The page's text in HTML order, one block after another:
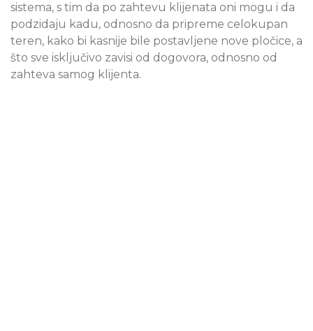
sistema, s tim da po zahtevu klijenata oni mogu i da
podzidaju kadu, odnosno da pripreme celokupan
teren, kako bi kasnije bile postavljene nove pločice, a
što sve isključivo zavisi od dogovora, odnosno od
zahteva samog klijenta.